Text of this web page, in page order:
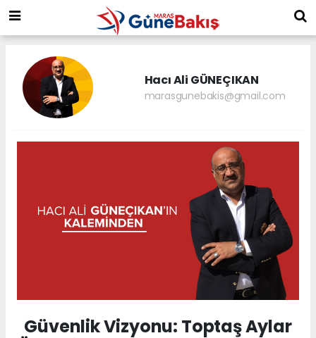
Hacı Ali GÜNEÇIKAN
marasgunebakis@gmail.com
Güvenlik Vizyonu: Toptaş Aylar